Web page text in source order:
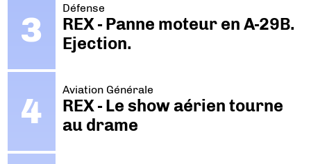
Défense
REX - Panne moteur en A-29B.
Ejection.
Aviation Générale
REX - Le show aérien tourne
au drame